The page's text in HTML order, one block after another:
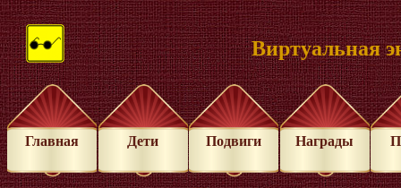
Виртуальная
Главная Дети Подвиги Награды